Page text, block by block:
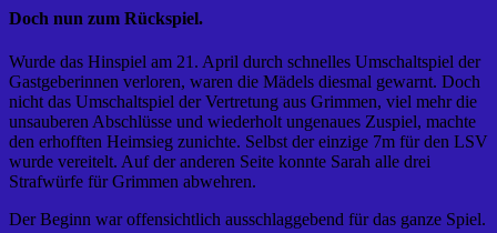
Doch nun zum Rückspiel.
Wurde das Hinspiel am 21. April durch schnelles Umschaltspiel der
Gastgeberinnen verloren, waren die Mädels diesmal gewarnt. Doch
nicht das Umschaltspiel der Vertretung aus Grimmen, viel mehr die
unsauberen Abschlüsse und wiederholt ungenaues Zuspiel, machte
den erhofften Heimsieg zunichte. Selbst der einzige 7m für den LSV
wurde vereitelt. Auf der anderen Seite konnte Sarah alle drei
Strafwürfe für Grimmen abwehren.
Der Beginn war offensichtlich ausschlaggebend für das ganze Spiel.